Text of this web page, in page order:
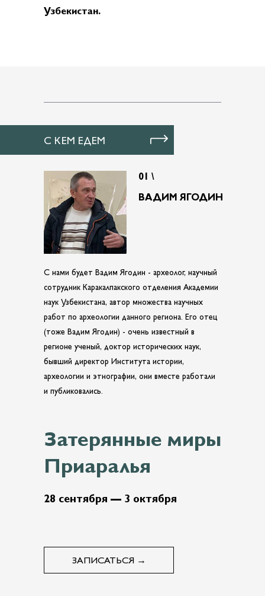
Узбекистан.
С нами будет Вадим Ягодин - археолог, научный
сотрудник Каракалпакского отделения Академии
наук Узбекистана, автор множества научных
работ по археологии данного региона. Его отец
(тоже Вадим Ягодин) - очень известный в
регионе ученый, доктор исторических наук,
бывший директор Института истории,
археологии и этнографии, они вместе работали
и публиковались.
ВАДИМ ЯГОДИН
01 \
С КЕМ ЕДЕМ
Затерянные миры
Приаралья
28 сентября — 3 октября
ЗАПИСАТЬСЯ →